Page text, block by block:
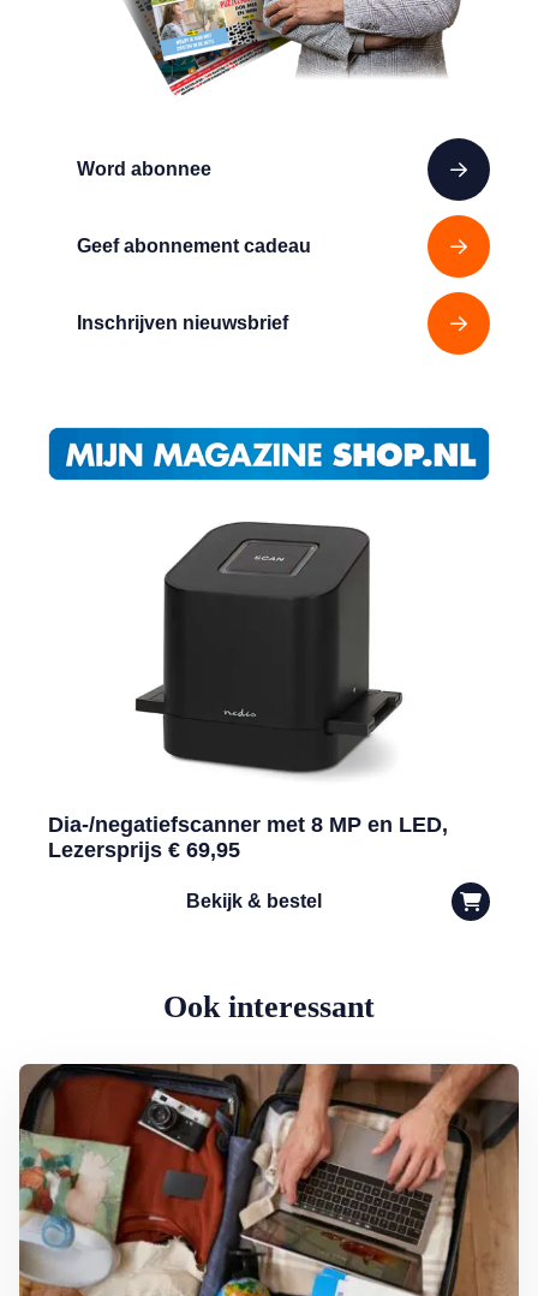
Word abonnee
Geef abonnement cadeau
Inschrijven nieuwsbrief
Dia-/negatiefscanner met 8 MP en LED,
Lezersprijs € 69,95
Bekijk & bestel
Ook interessant
Lees meer over Privacy op vakantie: waar moet je op letten?